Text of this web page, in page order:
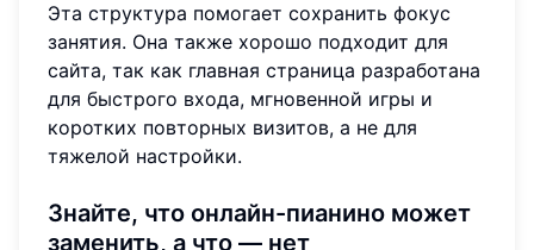
Эта структура помогает сохранить фокус
занятия. Она также хорошо подходит для
сайта, так как главная страница разработана
для быстрого входа, мгновенной игры и
коротких повторных визитов, а не для
тяжелой настройки.
Знайте, что онлайн-пианино может
заменить, а что — нет